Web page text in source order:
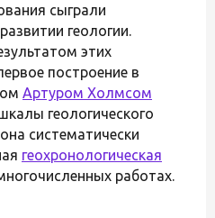
сыграли
геологии.
этих
построение в
Артуром Холмсом
геологического
систематически
геохронологическая
работах.